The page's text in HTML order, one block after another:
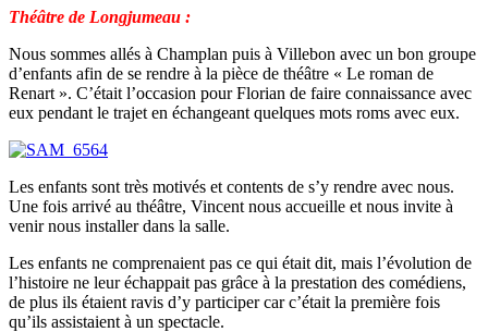
Théâtre de Longjumeau :
Nous sommes allés à Champlan puis à Villebon avec un bon groupe
d’enfants afin de se rendre à la pièce de théâtre « Le roman de
Renart ». C’était l’occasion pour Florian de faire connaissance avec
eux pendant le trajet en échangeant quelques mots roms avec eux.
Les enfants sont très motivés et contents de s’y rendre avec nous.
Une fois arrivé au théâtre, Vincent nous accueille et nous invite à
venir nous installer dans la salle.
Les enfants ne comprenaient pas ce qui était dit, mais l’évolution de
l’histoire ne leur échappait pas grâce à la prestation des comédiens,
de plus ils étaient ravis d’y participer car c’était la première fois
qu’ils assistaient à un spectacle.